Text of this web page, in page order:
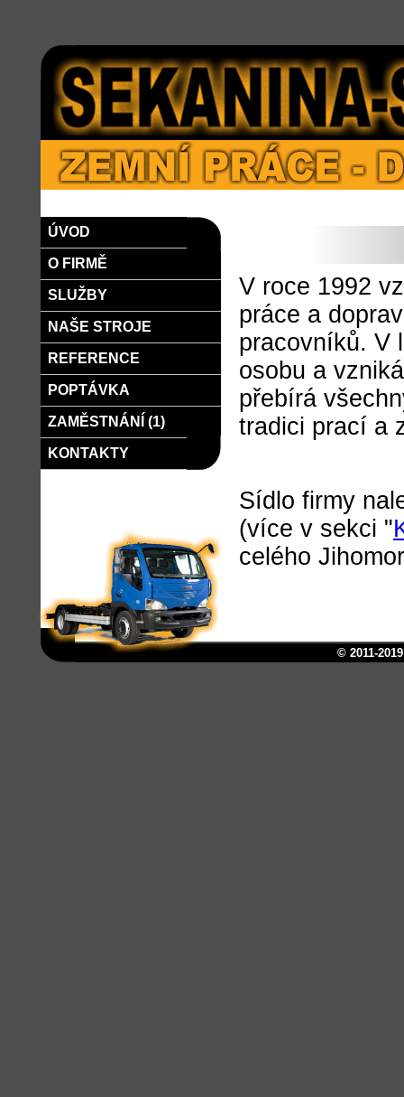
ÚVOD
O FIRMĚ
SLUŽBY
NAŠE STROJE
REFERENCE
POPTÁVKA
ZAMĚSTNÁNÍ (1)
KONTAKTY
V roce 1992
práce a
pracovníků. V
osobu a
přebírá
tradici prací a
Sídlo firmy
(více v sekci "
celého
© 2011-